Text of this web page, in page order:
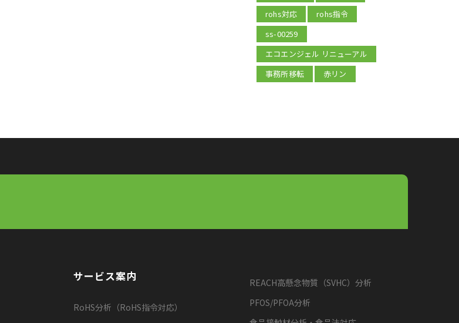
rohs対応
rohs指令
ss-00259
エコエンジェル リニューアル
事務所移転
赤リン
サービス案内
RoHS分析（RoHS指令対応）
REACH高懸念物質（SVHC）分析
PFOS/PFOA分析